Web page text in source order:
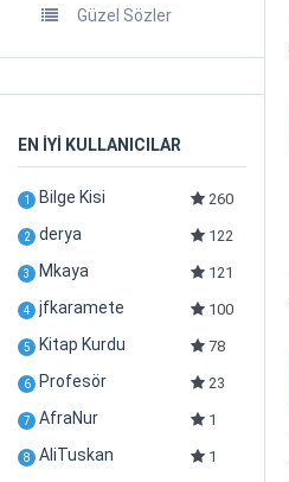
Güzel Sözler
EN İYİ KULLANICILAR
1 Bilge Kisi 260
2 derya 122
3 Mkaya 121
4 jfkaramete 100
5 Kitap Kurdu 78
6 Profesör 23
7 AfraNur 1
8 AliTuskan 1